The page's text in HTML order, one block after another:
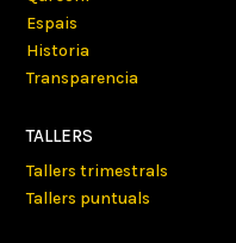
Espais
Historia
Transparencia
TALLERS
Tallers trimestrals
Tallers puntuals